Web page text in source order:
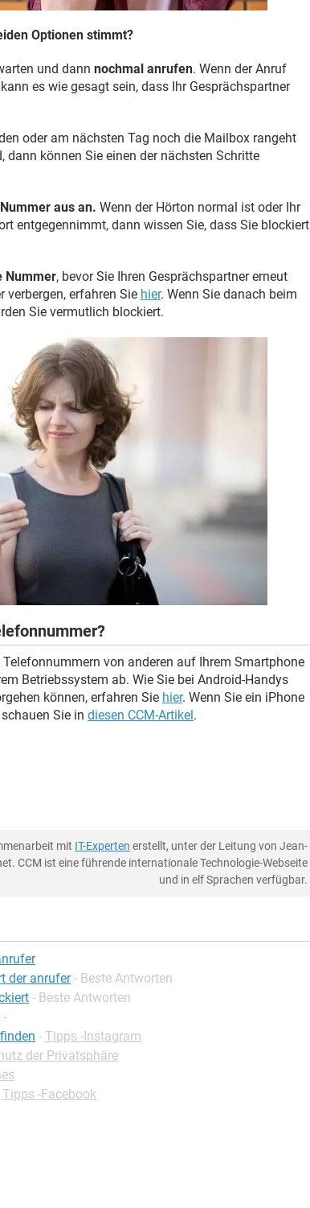
Optionen stimmt?
und dann nochmal anrufen. Wenn der Anruf
es wie gesagt sein, dass Ihr Gesprächspartner
oder am nächsten Tag noch die Mailbox rangeht
dann können Sie einen der nächsten Schritte
aus an. Wenn der Hörton normal ist oder Ihr
entgegennimmt, dann wissen Sie, dass Sie blockiert
Nummer, bevor Sie Ihren Gesprächspartner erneut
verbergen, erfahren Sie hier. Wenn Sie danach beim
Sie vermutlich blockiert.
Telefonnummern von anderen auf Ihrem Smartphone
Betriebssystem ab. Wie Sie bei Android-Handys
können, erfahren Sie hier. Wenn Sie ein iPhone
Sie in diesen CCM-Artikel.
mit IT-Experten erstellt, unter der Leitung von Jean-
CCM ist eine führende internationale Technologie-Webseite
und in elf Sprachen verfügbar.
der anrufer - Beste Antworten
- Beste Antworten
-
- Tipps -Instagram
der Privatsphäre
Tipps -Facebook